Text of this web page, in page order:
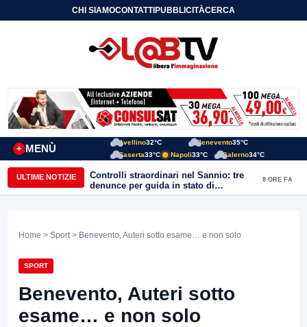
CHI SIAMOCONTATTIPUBBLICITÀCERCA
MENÙ
+
Avellino32°C Benevento35°C
Caserta33°C Napoli33°C Salerno34°C
ULTIME NOTIZIE
Controlli straordinari nel Sannio: tre
denunce per guida in stato di
ebbrezza, un arresto e 1.500 kg di
8 ORE FA
Home > Sport > Benevento, Auteri sotto esame… e non solo
SPORT
Benevento, Auteri sotto
esame… e non solo